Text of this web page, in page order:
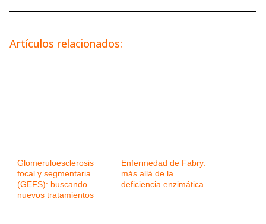
Artículos relacionados:
Glomeruloesclerosis
focal y segmentaria
(GEFS): buscando
nuevos tratamientos
Enfermedad de Fabry:
más allá de la
deficiencia enzimática